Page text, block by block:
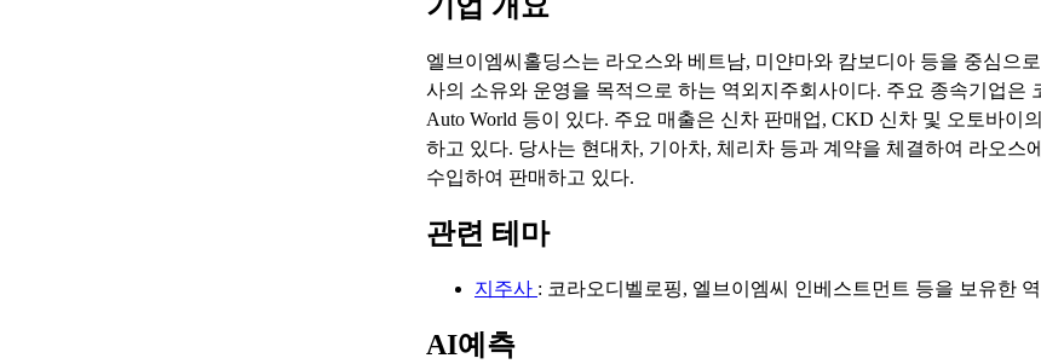
엘브이엠씨홀딩스는 라오스와 베트남, 미얀마와 캄보디아 등을 중심으
사의 소유와 운영을 목적으로 하는 역외지주회사이다. 주요 종속기업은
Auto World 등이 있다. 주요 매출은 신차 판매업, CKD 신차 및 오토바이
하고 있다. 당사는 현대차, 기아차, 체리차 등과 계약을 체결하여 라오스
수입하여 판매하고 있다.
관련 테마
지주사 : 코라오디벨로핑, 엘브이엠씨 인베스트먼트 등을 보유한
AI예측